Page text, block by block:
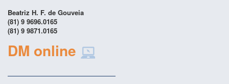
Beatriz H. F. de Gouveia
(81) 9 9696.0165
(81) 9 9871.0165
DM online